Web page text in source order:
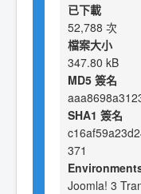
已下載
52,788 次
檔案大小
347.80 kB
MD5 簽名
SHA1 簽名
371
Joomla! 3